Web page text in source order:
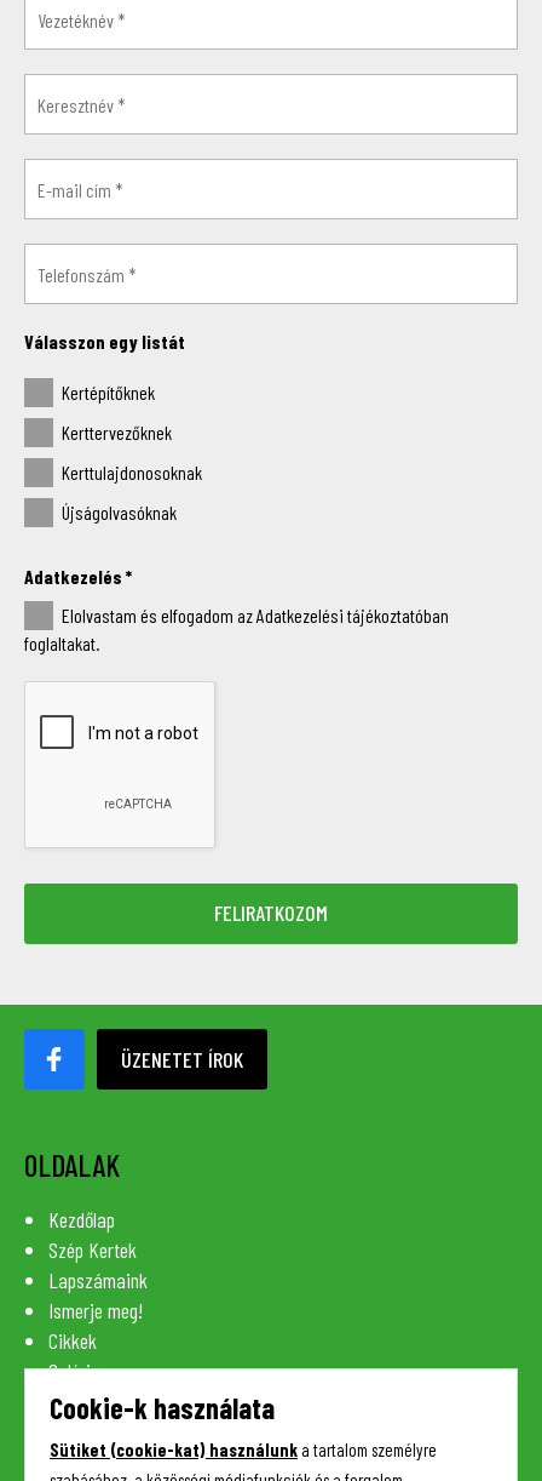
Válasszon egy listát
Kertépítőknek
Kerttervezőknek
Kerttulajdonosoknak
Újságolvasóknak
Adatkezelés *
Elolvastam és elfogadom az Adatkezelési tájékoztatóban
foglaltakat.
ÜZENETET ÍROK
OLDALAK
Kezdőlap
Szép Kertek
Lapszámaink
Ismerje meg!
Cikkek
Galéria
Szaknévsor
Kapcsolat
Cookie-k használata
Sütiket (cookie-kat) használunk a tartalom személyre